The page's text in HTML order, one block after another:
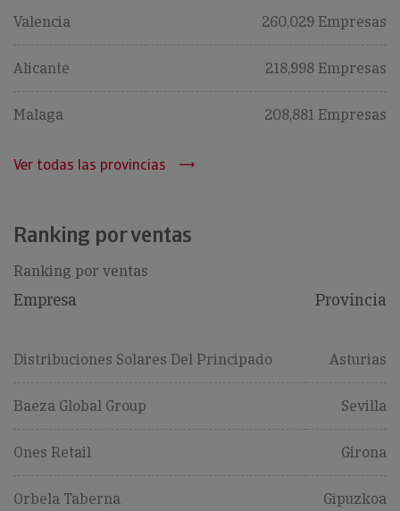
Valencia 260,029 Empresas
Alicante 218,998 Empresas
Malaga 208,881 Empresas
Ver todas las provincias
Ranking por ventas
Ranking por ventas
Empresa Provincia
Distribuciones Solares Del Principado Asturias
Baeza Global Group Sevilla
Ones Retail Girona
Orbela Taberna Gipuzkoa